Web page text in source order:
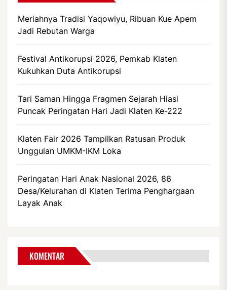
Meriahnya Tradisi Yaqowiyu, Ribuan Kue Apem
Jadi Rebutan Warga
Festival Antikorupsi 2026, Pemkab Klaten
Kukuhkan Duta Antikorupsi
Tari Saman Hingga Fragmen Sejarah Hiasi
Puncak Peringatan Hari Jadi Klaten Ke-222
Klaten Fair 2026 Tampilkan Ratusan Produk
Unggulan UMKM-IKM Loka
Peringatan Hari Anak Nasional 2026, 86
Desa/Kelurahan di Klaten Terima Penghargaan
Layak Anak
KOMENTAR